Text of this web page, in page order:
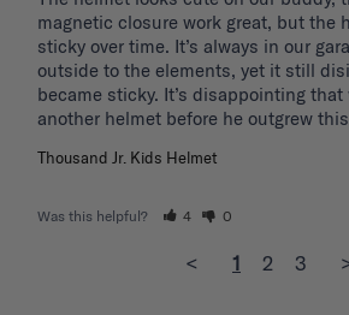
magnetic closure work great, but the
sticky over time. It’s always in our
outside to the elements, yet it still
became sticky. It’s disappointing
another helmet before he outgrew
Thousand Jr. Kids Helmet
Was this helpful? 4 0
< 1 2 3